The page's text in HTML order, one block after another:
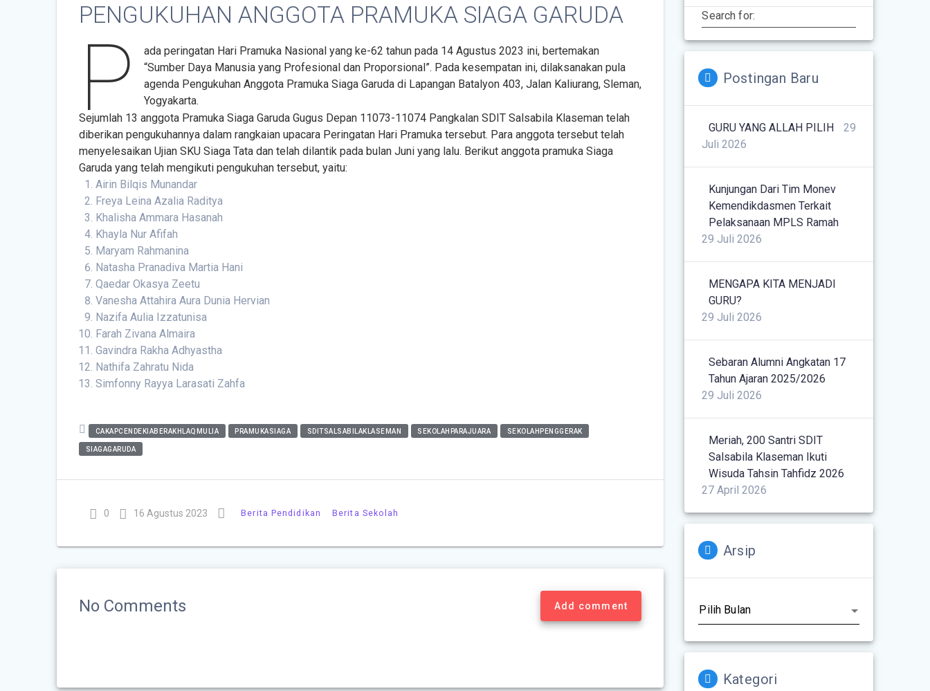
PENGUKUHAN ANGGOTA PRAMUKA SIAGA GARUDA
P
ada peringatan Hari Pramuka Nasional yang ke-62 tahun pada 14 Agustus 2023 ini, bertemakan
“Sumber Daya Manusia yang Profesional dan Proporsional”. Pada kesempatan ini, dilaksanakan pula
agenda Pengukuhan Anggota Pramuka Siaga Garuda di Lapangan Batalyon 403, Jalan Kaliurang, Sleman,
Yogyakarta.
Sejumlah 13 anggota Pramuka Siaga Garuda Gugus Depan 11073-11074 Pangkalan SDIT Salsabila Klaseman telah
diberikan pengukuhannya dalam rangkaian upacara Peringatan Hari Pramuka tersebut. Para anggota tersebut telah
menyelesaikan Ujian SKU Siaga Tata dan telah dilantik pada bulan Juni yang lalu. Berikut anggota pramuka Siaga
Garuda yang telah mengikuti pengukuhan tersebut, yaitu:
Airin Bilqis Munandar
Freya Leina Azalia Raditya
Khalisha Ammara Hasanah
Khayla Nur Afifah
Maryam Rahmanina
Natasha Pranadiva Martia Hani
Qaedar Okasya Zeetu
Vanesha Attahira Aura Dunia Hervian
Nazifa Aulia Izzatunisa
Farah Zivana Almaira
Gavindra Rakha Adhyastha
Nathifa Zahratu Nida
Simfonny Rayya Larasati Zahfa
CAKAPCENDEKIABERAKHLAQMULIA PRAMUKASIAGA SDITSALSABILAKLASEMAN SEKOLAHPARAJUARA SEKOLAHPENGGERAK
SIAGAGARUDA
0 16 Agustus 2023 Berita Pendidikan Berita Sekolah
No Comments Add comment
Search for:
Postingan Baru
GURU YANG ALLAH PILIH
29
Juli 2026
Kunjungan Dari Tim Monev
Kemendikdasmen Terkait
Pelaksanaan MPLS Ramah
29 Juli 2026
MENGAPA KITA MENJADI
GURU?
29 Juli 2026
Sebaran Alumni Angkatan 17
Tahun Ajaran 2025/2026
29 Juli 2026
Meriah, 200 Santri SDIT
Salsabila Klaseman Ikuti
Wisuda Tahsin Tahfidz 2026
27 April 2026
Arsip
Kategori